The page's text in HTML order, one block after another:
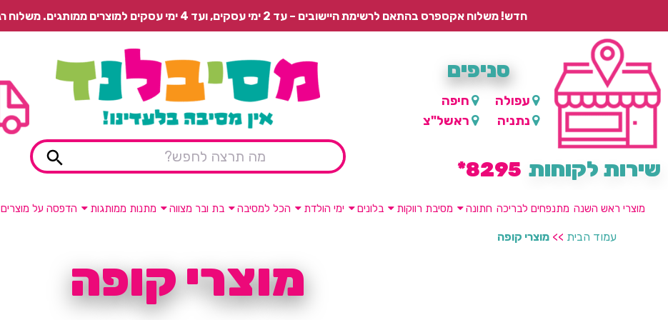
חדש! משלוח אקספרס בהתאם לרשימת היישובים – עד 2 ימי עסקים, ועד 4 ימי עסקים למוצרים ממותגים. משלוח רגיל בתשלום או איסוף עצמי חינם.
סניפים
עפולה
חיפה
נתניה
ראשל"צ
שירות לקוחות 8295*
מוצרי ראש השנה מתנפחים לבריכה חתונה מסיבת רווקות בלונים ימי הולדת הכל למסיבה בת ובר מצווה מתנות ממותגות הדפסה על מוצרים
עמוד הבית >> מוצרי קופה
מוצרי קופה